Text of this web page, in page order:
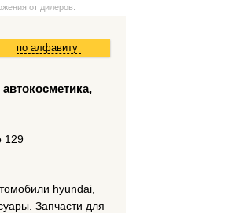
от дилеров.
по алфавиту
129
hyundai,
Запчасти для